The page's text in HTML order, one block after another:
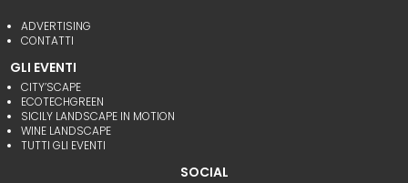
ADVERTISING
CONTATTI
GLI EVENTI
CITY’SCAPE
ECOTECHGREEN
SICILY LANDSCAPE IN MOTION
WINE LANDSCAPE
TUTTI GLI EVENTI
SOCIAL